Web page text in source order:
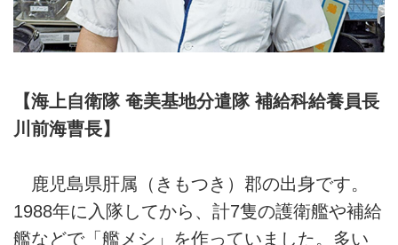
【海上自衛隊 奄美基地分遣隊 補給科給養員長
川前海曹長】
鹿児島県肝属（きもつき）郡の出身です。
1988年に入隊してから、計7隻の護衛艦や補給
艦などで「艦メシ」を作っていました。多い